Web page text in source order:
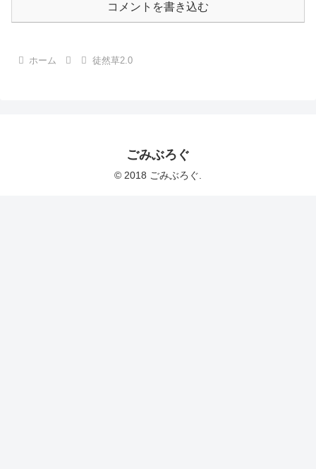
コメントを書き込む
ホーム 徒然草2.0
ごみぶろぐ
© 2018 ごみぶろぐ.